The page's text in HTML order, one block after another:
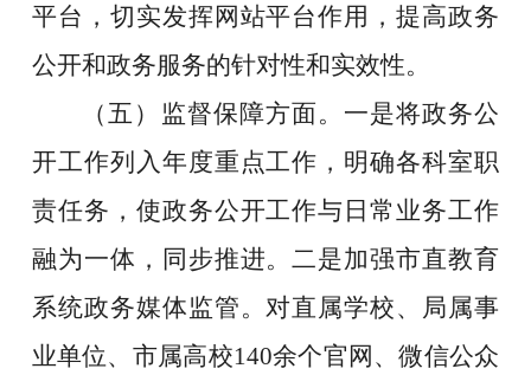
平台，切实发挥网站平台作用，提高政务
公开和政务服务的针对性和实效性。
（五）监督保障方面。一是将政务公
开工作列入年度重点工作，明确各科室职
责任务， 使政务公开工作与日常业务工作
融为一体，同步推进。二是加强市直教育
系统政务媒体监管。对直属学校、局属事
业单位、市属高校140余个官网、微信公众